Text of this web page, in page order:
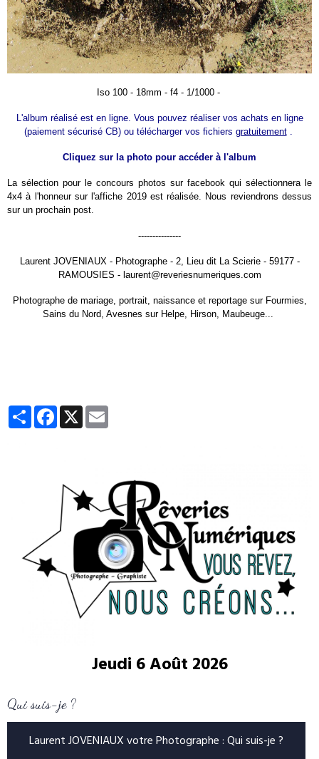
Iso 100 - 18mm - f4 - 1/1000 -
L'album réalisé est en ligne. Vous pouvez réaliser vos achats en ligne
(paiement sécurisé CB) ou télécharger vos fichiers gratuitement.
Cliquez sur la photo pour accéder à l'album
La sélection pour le concours photos sur facebook qui sélectionnera le
4x4 à l'honneur sur l'affiche 2019 est réalisée. Nous reviendrons dessus
sur un prochain post.
---------------
Laurent JOVENIAUX - Photographe - 2, Lieu dit La Scierie - 59177 -
RAMOUSIES - laurent@reveriesnumeriques.com
Photographe de mariage, portrait, naissance et reportage sur Fourmies,
Sains du Nord, Avesnes sur Helpe, Hirson, Maubeuge...
PartagerFacebook
X
Jeudi 6 Août 2026
Qui suis-je ?
Laurent JOVENIAUX votre Photographe : Qui suis-je ?